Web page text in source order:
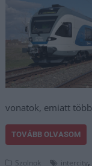
vonatok, emiatt
TOVÁBB OLVASOM
Szolnok intercity,